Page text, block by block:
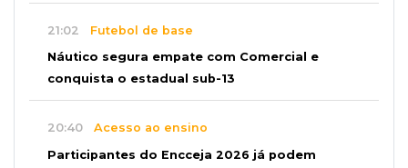
21:02 Futebol de base
Náutico segura empate com Comercial e
conquista o estadual sub-13
20:40 Acesso ao ensino
Participantes do Encceja 2026 já podem